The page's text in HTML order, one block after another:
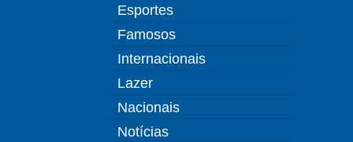
Esportes
Famosos
Internacionais
Lazer
Nacionais
Notícias